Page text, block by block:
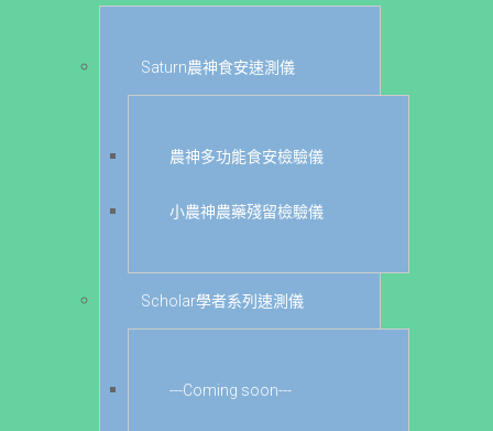
Saturn農神食安速測儀
農神多功能食安檢驗儀
小農神農藥殘留檢驗儀
Scholar學者系列速測儀
---Coming soon---